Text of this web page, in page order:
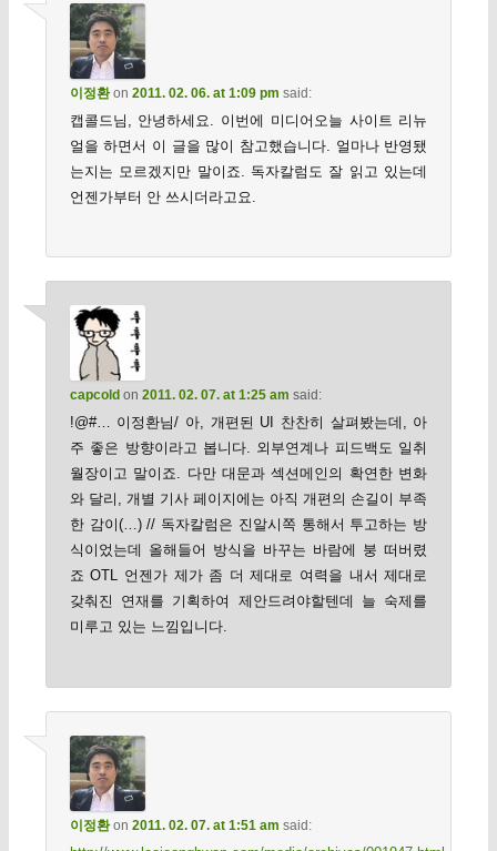
이정환on 2011. 02. 06. at 1:09 pm said:
캡콜드님, 안녕하세요. 이번에 미디어오늘 사이트 리뉴
얼을 하면서 이 글을 많이 참고했습니다. 얼마나 반영됐
는지는 모르겠지만 말이죠. 독자칼럼도 잘 읽고 있는데
언젠가부터 안 쓰시더라고요.
capcold on 2011. 02. 07. at 1:25 am said:
!@#… 이정환님/ 아, 개편된 UI 찬찬히 살펴봤는데, 아
주 좋은 방향이라고 봅니다. 외부연계나 피드백도 일취
월장이고 말이죠. 다만 대문과 섹션메인의 확연한 변화
와 달리, 개별 기사 페이지에는 아직 개편의 손길이 부족
한 감이(…) // 독자칼럼은 진알시쪽 통해서 투고하는 방
식이었는데 올해들어 방식을 바꾸는 바람에 붕 떠버렸
죠 OTL 언젠가 제가 좀 더 제대로 여력을 내서 제대로
갖춰진 연재를 기획하여 제안드려야할텐데 늘 숙제를
미루고 있는 느낌입니다.
이정환on 2011. 02. 07. at 1:51 am said: